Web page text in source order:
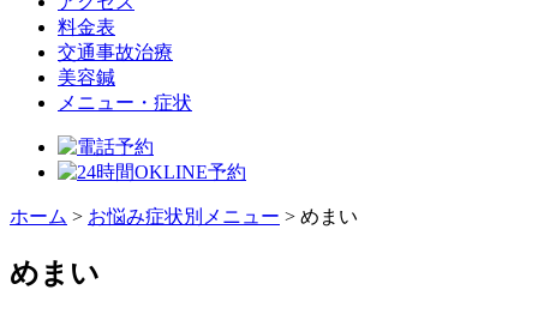
料金表
交通事故治療
美容鍼
メニュー・症状
ホーム > お悩み症状別メニュー > めまい
めまい